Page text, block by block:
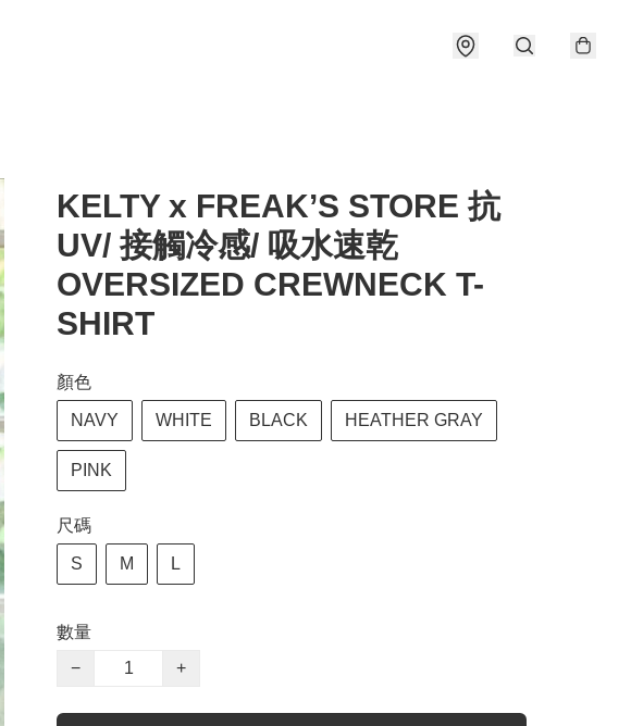
KELTY x FREAK’S STORE 抗
UV/ 接觸冷感/ 吸水速乾
OVERSIZED CREWNECK T-
SHIRT
顏色
NAVY WHITE BLACK HEATHER GRAY
PINK
尺碼
S M L
數量
−
+